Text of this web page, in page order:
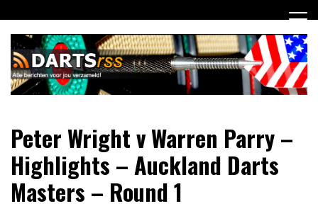
naar
inhoud
DartsRSS
verzameld!
Peter Wright v Warren Parry –
Highlights – Auckland Darts
Masters – Round 1